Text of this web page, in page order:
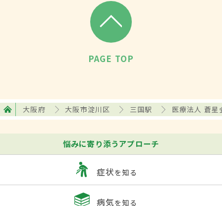
PAGE TOP
大阪府 大阪市淀川区 三国駅 医療法人 蒼
悩みに寄り添うアプローチ
症状を知る
病気を知る